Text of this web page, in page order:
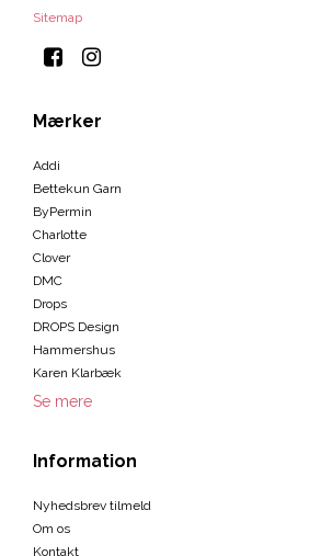
Sitemap
Mærker
Addi
Bettekun Garn
ByPermin
Charlotte
Clover
DMC
Drops
DROPS Design
Hammershus
Karen Klarbæk
Se mere
Information
Nyhedsbrev tilmeld
Om os
Kontakt